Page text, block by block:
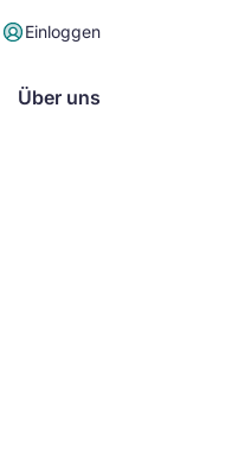
Einloggen
Über uns